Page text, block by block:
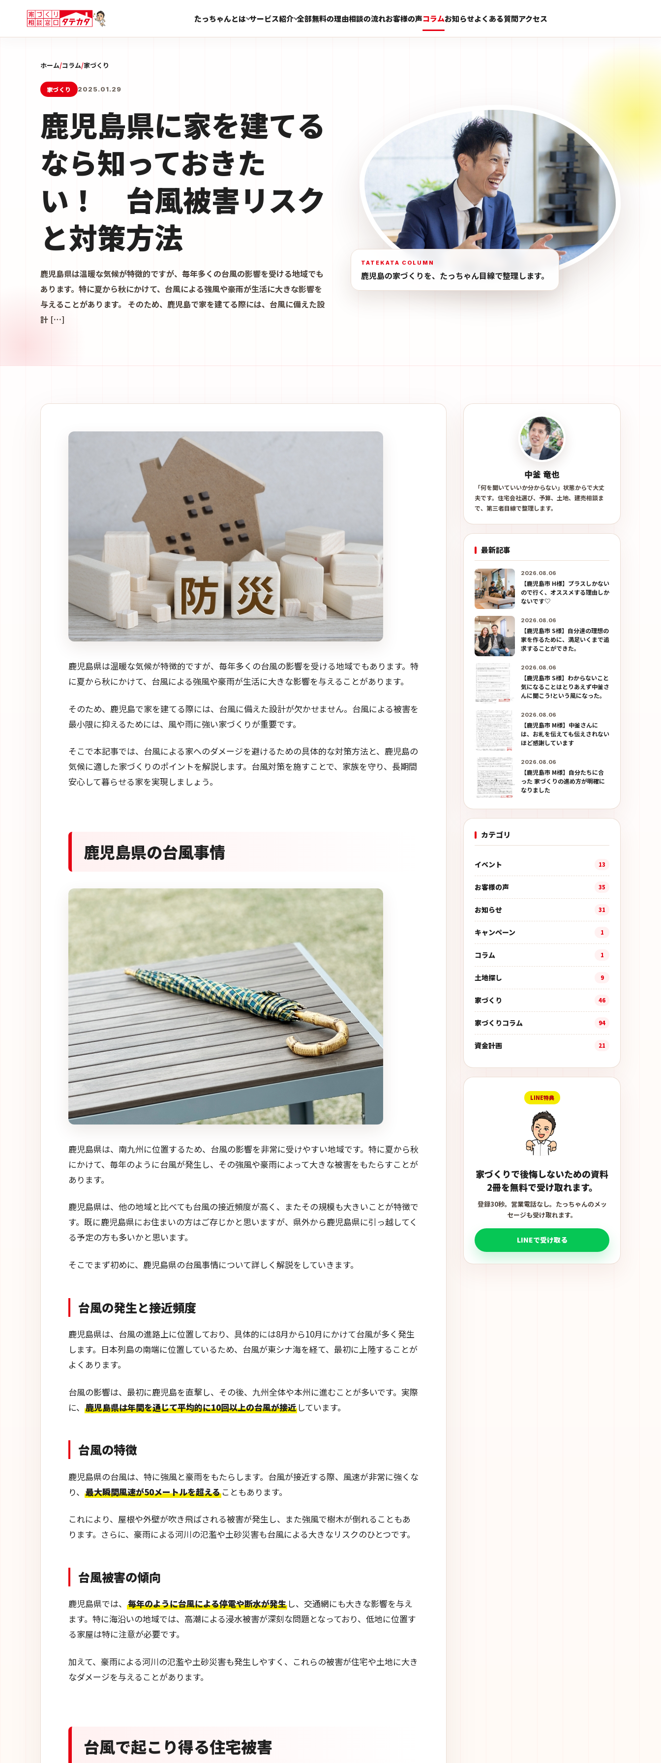
たっちゃんとは サービス紹介 全部無料の理由相談の流れお客様の声コラムお知らせよくある質問アクセス
ホーム/コラム/家づくり
家づくり 2025.01.29
鹿児島県に家を建てる
なら知っておきた
い！ 台風被害リスク
と対策方法
鹿児島県は温暖な気候が特徴的ですが、毎年多くの台風の影響を受ける地域でも
あります。特に夏から秋にかけて、台風による強風や豪雨が生活に大きな影響を
与えることがあります。 そのため、鹿児島で家を建てる際には、台風に備えた設
計 […]
TATEKATA COLUMN
鹿児島の家づくりを、たっちゃん目線で整理します。
鹿児島県は温暖な気候が特徴的ですが、毎年多くの台風の影響を受ける地域でもあります。特
に夏から秋にかけて、台風による強風や豪雨が生活に大きな影響を与えることがあります。
そのため、鹿児島で家を建てる際には、台風に備えた設計が欠かせません。台風による被害を
最小限に抑えるためには、風や雨に強い家づくりが重要です。
そこで本記事では、台風による家へのダメージを避けるための具体的な対策方法と、鹿児島の
気候に適した家づくりのポイントを解説します。台風対策を施すことで、家族を守り、長期間
安心して暮らせる家を実現しましょう。
鹿児島県の台風事情
鹿児島県は、南九州に位置するため、台風の影響を非常に受けやすい地域です。特に夏から秋
にかけて、毎年のように台風が発生し、その強風や豪雨によって大きな被害をもたらすことが
あります。
鹿児島県は、他の地域と比べても台風の接近頻度が高く、またその規模も大きいことが特徴で
す。既に鹿児島県にお住まいの方はご存じかと思いますが、県外から鹿児島県に引っ越してく
る予定の方も多いかと思います。
そこでまず初めに、鹿児島県の台風事情について詳しく解説をしていきます。
台風の発生と接近頻度
鹿児島県は、台風の進路上に位置しており、具体的には8月から10月にかけて台風が多く発生
します。日本列島の南端に位置しているため、台風が東シナ海を経て、最初に上陸することが
よくあります。
台風の影響は、最初に鹿児島を直撃し、その後、九州全体や本州に進むことが多いです。実際
に、 鹿児島県は年間を通じて平均的に10回以上の台風が接近 しています。
台風の特徴
鹿児島県の台風は、特に強風と豪雨をもたらします。台風が接近する際、風速が非常に強くな
り、 最大瞬間風速が50メートルを超える こともあります。
これにより、屋根や外壁が吹き飛ばされる被害が発生し、また強風で樹木が倒れることもあ
ります。さらに、豪雨による河川の氾濫や土砂災害も台風による大きなリスクのひとつです。
台風被害の傾向
鹿児島県では、 毎年のように台風による停電や断水が発生 し、交通網にも大きな影響を与え
ます。特に海沿いの地域では、高潮による浸水被害が深刻な問題となっており、低地に位置す
る家屋は特に注意が必要です。
加えて、豪雨による河川の氾濫や土砂災害も発生しやすく、これらの被害が住宅や土地に大き
なダメージを与えることがあります。
台風で起こり得る住宅被害
中釜 竜也
「何を聞いていいか分からない」状態からで大丈
夫です。住宅会社選び、予算、土地、建売相談ま
で、第三者目線で整理します。
最新記事
2026.08.06
【鹿児島市 H様】プラスしかない
ので行く、オススメする理由しか
ないです♡
2026.08.06
【鹿児島市 S様】自分達の理想の
家を作るために、満足いくまで追
求することができた。
2026.08.06
【鹿児島市 S様】わからないこと
気になることはとりあえず中釜さ
んに聞こう!という風になった。
2026.08.06
【鹿児島市 M様】中釜さんに
は、お札を伝えても伝えされない
ほど感謝しています
2026.08.06
【鹿児島市 M様】自分たちに合
った 家づくりの進め方が明確に
なりました
カテゴリ
イベント 13
お客様の声 35
お知らせ 31
キャンペーン 1
コラム 1
土地探し 9
家づくり 46
家づくりコラム 94
資金計画 21
LINE特典
家づくりで後悔しないための資料
2冊を無料で受け取れます。
登録30秒。営業電話なし。たっちゃんのメッ
セージも受け取れます。
LINEで受け取る